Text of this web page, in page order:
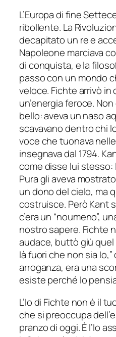
L’Europa di fine
ribollente. La
decapitato un re e
Napoleone marciava
di conquista, e la
passo con un mondo
veloce. Fichte arrivò
un’energia feroce.
bello: aveva un naso
scavavano dentro chi
voce che tuonava
insegnava dal 1794.
come disse lui stesso:
Pura gli aveva
un dono del cielo, ma
costruisce. Però Kant
c’era un “noumeno”,
nostro sapere. Fichte
audace, buttò giù quel
là fuori che non sia
arroganza, era una
esiste perché lo
L’Io di Fichte non è il
che si preoccupa
pranzo di oggi. È l’Io